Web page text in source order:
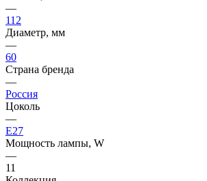
—
112
Диаметр, мм
—
60
Страна бренда
—
Россия
Цоколь
—
E27
Мощность лампы, W
—
11